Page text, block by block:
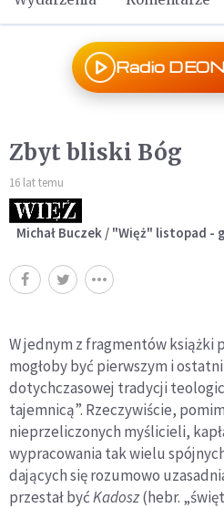
Radio
Zbyt bliski Bóg
16 lat temu
Michał Buczek / "Więż" listopad -
W jednym z fragmentów książki
mogłoby być pierwszym i
dotychczasowej tradycji
tajemnicą”. Rzeczywiście,
nieprzeliczonych myślicieli,
wypracowania tak wielu
dających się rozumowo
przestał byćKadosz(hebr.